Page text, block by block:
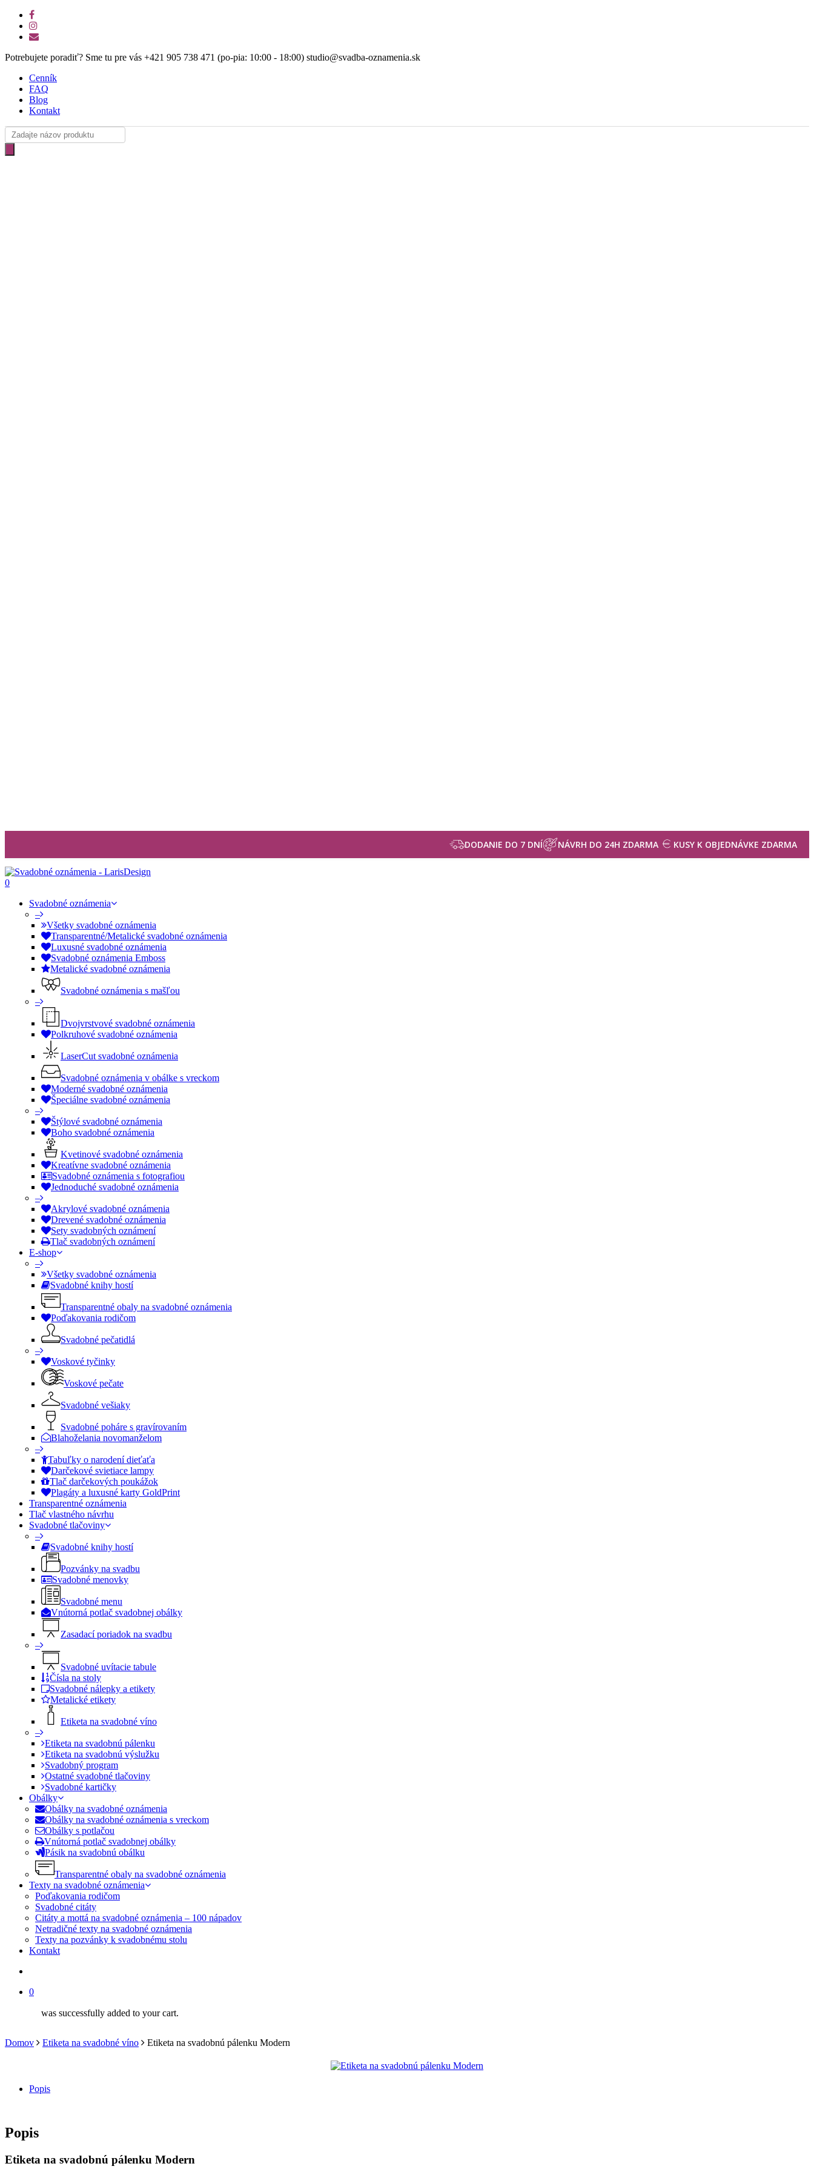
Skip
main
facebook
instagram
email
Potrebujete poradiť? Sme tu pre vás +421 905 738 471 (po-pia: 10:00 - 18:00) studio@svadba-oznamenia.sk
Cenník
FAQ
Blog
Kontakt
Products
search
DODANIE DO 7 DNÍ NÁVRH DO 24H ZDARMA KUSY K OBJEDNÁVKE ZDARMA
0
Svadobné oznámenia
–
Všetky svadobné oznámenia
Transparentné/Metalické svadobné oznámenia
Luxusné svadobné oznámenia
Svadobné oznámenia Emboss
Metalické svadobné oznámenia
Svadobné oznámenia s mašľou
–
Dvojvrstvové svadobné oznámenia
Polkruhové svadobné oznámenia
LaserCut svadobné oznámenia
Svadobné oznámenia v obálke s vreckom
Moderné svadobné oznámenia
Špeciálne svadobné oznámenia
–
Štýlové svadobné oznámenia
Boho svadobné oznámenia
Kvetinové svadobné oznámenia
Kreatívne svadobné oznámenia
Svadobné oznámenia s fotografiou
Jednoduché svadobné oznámenia
–
Akrylové svadobné oznámenia
Drevené svadobné oznámenia
Sety svadobných oznámení
Tlač svadobných oznámení
E-shop
–
Všetky svadobné oznámenia
Svadobné knihy hostí
Transparentné obaly na svadobné oznámenia
Poďakovania rodičom
Svadobné pečatidlá
–
Voskové tyčinky
Voskové pečate
Svadobné vešiaky
Svadobné poháre s gravírovaním
Blahoželania novomanželom
–
Tabuľky o narodení dieťaťa
Darčekové svietiace lampy
Tlač darčekových poukážok
Plagáty a luxusné karty GoldPrint
Transparentné oznámenia
Tlač vlastného návrhu
Svadobné tlačoviny
–
Svadobné knihy hostí
Pozvánky na svadbu
Svadobné menovky
Svadobné menu
Vnútorná potlač svadobnej obálky
Zasadací poriadok na svadbu
–
Svadobné uvítacie tabule
Čísla na stoly
Svadobné nálepky a etikety
Metalické etikety
Etiketa na svadobné víno
–
Etiketa na svadobnú pálenku
Etiketa na svadobnú výslužku
Svadobný program
Ostatné svadobné tlačoviny
Svadobné kartičky
Obálky
Obálky na svadobné oznámenia
Obálky na svadobné oznámenia s vreckom
Obálky s potlačou
Vnútorná potlač svadobnej obálky
Pásik na svadobnú obálku
Transparentné obaly na svadobné oznámenia
Texty na svadobné oznámenia
Poďakovania rodičom
Svadobné citáty
Citáty a mottá na svadobné oznámenia – 100 nápadov
Netradičné texty na svadobné oznámenia
Texty na pozvánky k svadobnému stolu
Kontakt
0
was successfully added to your cart.
Domov Etiketa na svadobné víno Etiketa na svadobnú pálenku Modern
Popis
Popis
Etiketa na svadobnú pálenku Modern